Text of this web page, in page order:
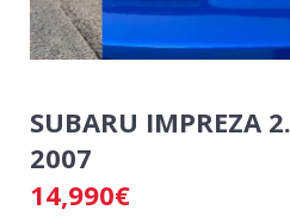
SUBARU IMPREZA
2007
14,990€